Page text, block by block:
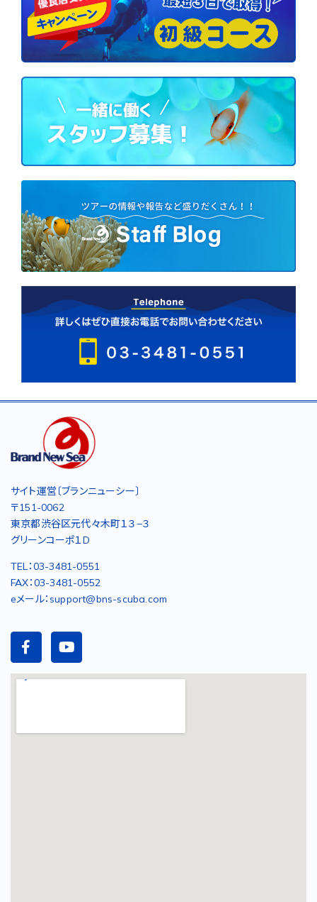
サイト運営〔ブランニューシー〕
〒151-0062
東京都渋谷区元代々木町１３−３
グリーンコーポ１D
TEL：03-3481-0551
FAX：03-3481-0552
eメール：support@bns-scuba.com